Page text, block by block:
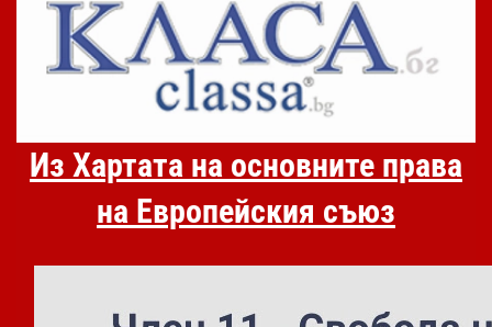
Из Хартата на основните права
на Европейския съюз